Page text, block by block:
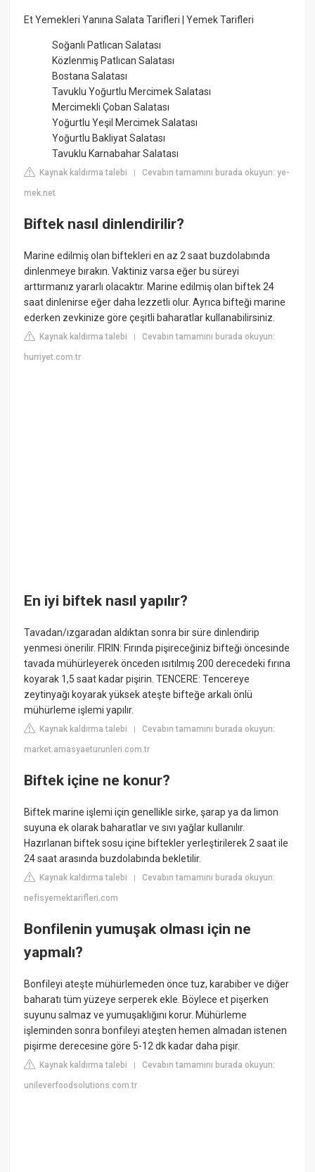
Et Yemekleri Yanına Salata Tarifleri | Yemek Tarifleri
Soğanlı Patlıcan Salatası
Közlenmiş Patlıcan Salatası
Bostana Salatası
Tavuklu Yoğurtlu Mercimek Salatası
Mercimekli Çoban Salatası
Yoğurtlu Yeşil Mercimek Salatası
Yoğurtlu Bakliyat Salatası
Tavuklu Karnabahar Salatası
Kaynak kaldırma talebi |Cevabın tamamını burada okuyun: ye-
mek.net
Biftek nasıl dinlendirilir?
Marine edilmiş olan biftekleri en az 2 saat buzdolabında
dinlenmeye bırakın. Vaktiniz varsa eğer bu süreyi
arttırmanız yararlı olacaktır. Marine edilmiş olan biftek 24
saat dinlenirse eğer daha lezzetli olur. Ayrıca bifteği marine
ederken zevkinize göre çeşitli baharatlar kullanabilirsiniz.
Kaynak kaldırma talebi |Cevabın tamamını burada okuyun:
hurriyet.com.tr
En iyi biftek nasıl yapılır?
Tavadan/ızgaradan aldıktan sonra bir süre dinlendirip
yenmesi önerilir. FIRIN: Fırında pişireceğiniz bifteği öncesinde
tavada mühürleyerek önceden ısıtılmış 200 derecedeki fırına
koyarak 1,5 saat kadar pişirin. TENCERE: Tencereye
zeytinyağı koyarak yüksek ateşte bifteğe arkalı önlü
mühürleme işlemi yapılır.
Kaynak kaldırma talebi |Cevabın tamamını burada okuyun:
market.amasyaeturunleri.com.tr
Biftek içine ne konur?
Biftek marine işlemi için genellikle sirke, şarap ya da limon
suyuna ek olarak baharatlar ve sıvı yağlar kullanılır.
Hazırlanan biftek sosu içine biftekler yerleştirilerek 2 saat ile
24 saat arasında buzdolabında bekletilir.
Kaynak kaldırma talebi |Cevabın tamamını burada okuyun:
nefisyemektarifleri.com
Bonfilenin yumuşak olması için ne
yapmalı?
Bonfileyi ateşte mühürlemeden önce tuz, karabiber ve diğer
baharatı tüm yüzeye serperek ekle. Böylece et pişerken
suyunu salmaz ve yumuşaklığını korur. Mühürleme
işleminden sonra bonfileyi ateşten hemen almadan istenen
pişirme derecesine göre 5-12 dk kadar daha pişir.
Kaynak kaldırma talebi |Cevabın tamamını burada okuyun:
unileverfoodsolutions.com.tr